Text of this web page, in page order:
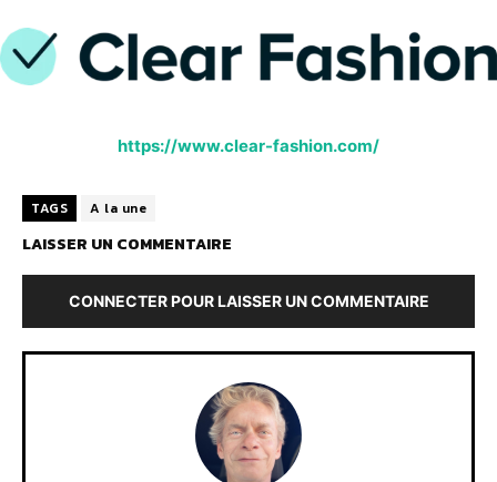
https://www.clear-fashion.com/
TAGS A la une
LAISSER UN COMMENTAIRE
CONNECTER POUR LAISSER UN COMMENTAIRE